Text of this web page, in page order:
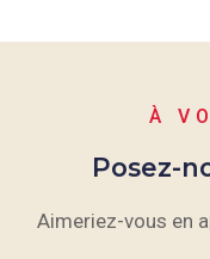
À
Posez-
Aimeriez-vous en